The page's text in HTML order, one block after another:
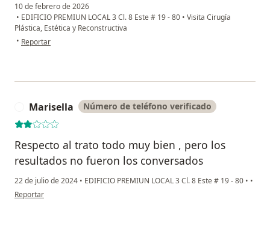
10 de febrero de 2026
• EDIFICIO PREMIUN LOCAL 3 Cl. 8 Este # 19 - 80 • Visita Cirugía
Plástica, Estética y Reconstructiva
• en opinión del usuario Diana Atehortua
Reportar
Marisella Número de teléfono verificado
Respecto al trato todo muy bien , pero los
resultados no fueron los conversados
22 de julio de 2024 • EDIFICIO PREMIUN LOCAL 3 Cl. 8 Este # 19 - 80 • •
en opinión del usuario Marisella
Reportar